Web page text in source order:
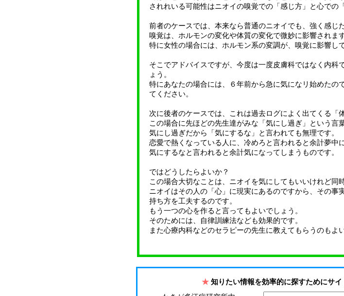
されれいる可能性はニオイの嗅覚での「感じ方」と心での
前者のケースでは、本来なら普通のニオイでも、強く感じ
嗅覚は、ホルモンの変化や体質の変化で微妙に影響されます
特に女性の場合には、ホルモン系の変調が、嗅覚に影響し
そこでアドバイスですが、今度は一度皮膚科ではなく内科
ょう。
特にあなたの場合には、６年前から急に気になリ始めたの
てください。
次に後者のケースでは、これは過去ログによく出てくる「
この場合に先ほどの先生達がみな「気にし過ぎ」という言
気にし過ぎだから「気にするな」と言われても無理です。
恋愛で熱くなっている人に、冷めろと言われると余計夢中
気にするなと言われると余計気になってしまうものです。
ではどうしたらよいか？
この場合大切なことは、ニオイを気にしてもいいけれど同
ニオイはその人の「心」に現実にあるのですから、その事
持ち方を工夫するのです。
もう一つの心を作ると言ってもよいでしょう。
そのためには、自律訓練法なども効果的です。
また心療内科などのセラピーの先生に教えてもらうのもよ
★ 知りたい情報を効率的に探すためにサイ